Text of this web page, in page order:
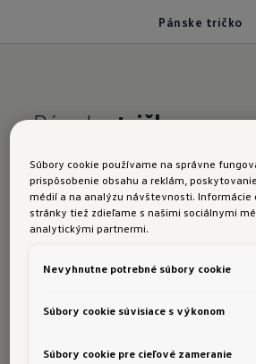
Pánske tričko
Pánsketričko
chrbte a čistými prešívanými
spája eleganciu s celodenným
Dostupné vo veľkostiach S – 2XL.
Súbory cookie používame na správne
prispôsobenie obsahu a reklám,
médií a na analýzu návštevnosti. Informácie
stránky tiež zdieľame s našimi sociálnymi
analytickými partnermi.
Nevyhnutne potrebné súbory cookie
Súbory cookie súvisiace s výkonom
Súbory cookie pre cieľové zameranie